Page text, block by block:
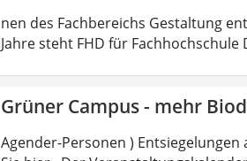
nen des Fachbereichs Gestaltung
Jahre steht FHD für
Grüner Campus - mehr
Agender-Personen )